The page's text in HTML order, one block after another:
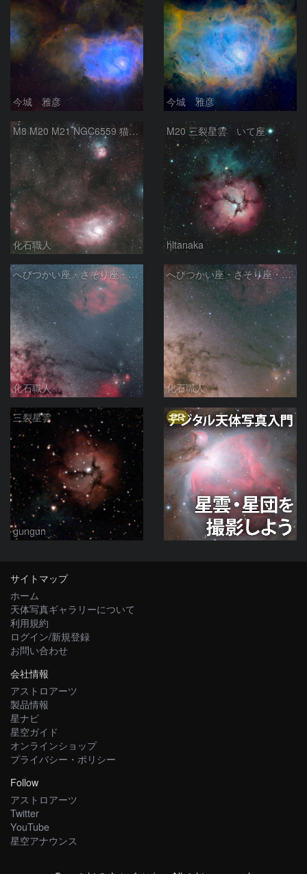
今城 雅彦 今城 雅彦
M8 M20 M21 NGC6559 猫の手星雲 いて座
化石職人
M20 三裂星雲 いて座
hltanaka
へびつかい座・さそり座・いて座と天の川
化石職人
へびつかい座・さそり座・いて座と天の川
化石職人
三裂星雲
gungun
PR
サイトマップ
ホーム
天体写真ギャラリーについて
利用規約
ログイン/新規登録
お問い合わせ
会社情報
アストロアーツ
製品情報
星ナビ
星空ガイド
オンラインショップ
プライバシー・ポリシー
Follow
アストロアーツ
Twitter
YouTube
星空アナウンス